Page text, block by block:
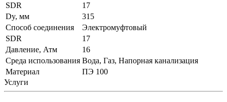
SDR
17
Dy, мм
315
Способ соединения
Электромуфтовый
SDR
17
Давление, Атм
16
Среда использования Вода, Газ, Напорная канализация
Материал
ПЭ 100
Услуги